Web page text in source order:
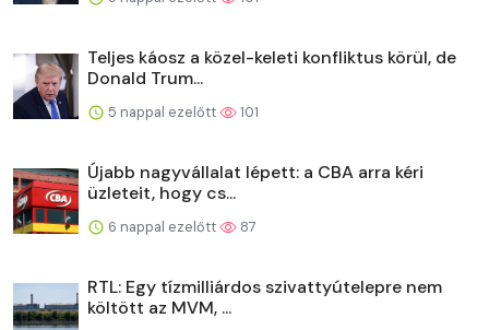
Teljes káosz a közel-keleti konfliktus körül, de
Donald Trum...
5 nappal ezelőtt 101
Újabb nagyvállalat lépett: a CBA arra kéri
üzleteit, hogy cs...
6 nappal ezelőtt 87
RTL: Egy tízmilliárdos szivattyútelepre nem
költött az MVM, ...